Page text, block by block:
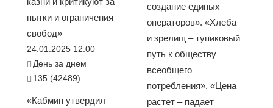
пытки и ограничения
свобод»
24.01.2025 12:00
День за днем
135 (42489)
«Кабмин утвердил
создание единых
операторов». «Хлеба
и зрелищ – тупиковый
путь к обществу
всеобщего
потребления». «Цена
растет – падает